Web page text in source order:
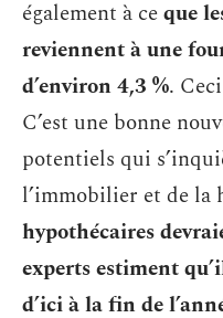
également à ceque
reviennent à une
d’environ 4,3 %.
C’est une bonne
potentiels qui
l’immobilier et de la
hypothécaires
experts estiment
d’ici à la fin de